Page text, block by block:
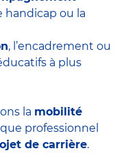
handicap ou la
, l’encadrement ou
à plus
la mobilité
professionnel
de carrière.